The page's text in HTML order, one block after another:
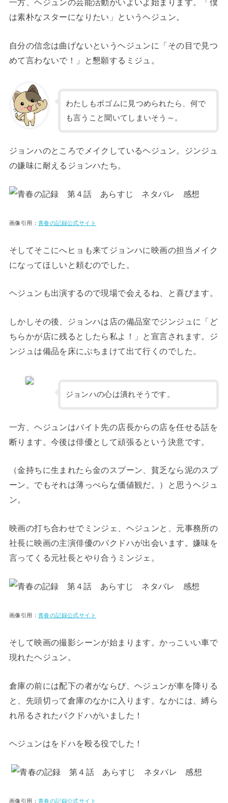
一方、ヘジュンの芸能活動がいよいよ始まります。「僕
は素朴なスターになりたい」というヘジュン。
自分の信念は曲げないというヘジュンに「その目で見つ
めて言わないで！」と懇願するミジュ。
わたしもボゴムに見つめられたら、何で
も言うこと聞いてしまいそう～。
ジョンハのところでメイクしているヘジュン。ジンジュ
の嫌味に耐えるジョンハたち。
画像引用： 青春の記録公式サイト
そしてそこにへヒョも来てジョンハに映画の担当メイク
になってほしいと頼むのでした。
ヘジュンも出演するので現場で会えるね、と喜びます。
しかしその後、ジョンハは店の備品室でジンジュに「ど
ちらかが店に残るとしたら私よ！」と宣言されます。ジ
ンジュは備品を床にぶちまけて出て行くのでした。
ジョンハの心は潰れそうです。
一方、ヘジュンはバイト先の店長からの店を任せる話を
断ります。今後は俳優として頑張るという決意です。
（金持ちに生まれたら金のスプーン、貧乏なら泥のスプ
ーン。でもそれは薄っぺらな価値観だ。）と思うヘジュ
ン。
映画の打ち合わせでミンジェ、ヘジュンと、元事務所の
社長に映画の主演俳優のパクドハが出会います。嫌味を
言ってくる元社長とやり合うミンジェ。
画像引用： 青春の記録公式サイト
そして映画の撮影シーンが始まります。かっこいい車で
現れたヘジュン。
倉庫の前には配下の者がならび、ヘジュンが車を降りる
と、先頭切って倉庫のなかに入ります。なかには、縛ら
れ吊るされたパクドハがいました！
ヘジュンはをドハを殴る役でした！
画像引用： 青春の記録公式サイト